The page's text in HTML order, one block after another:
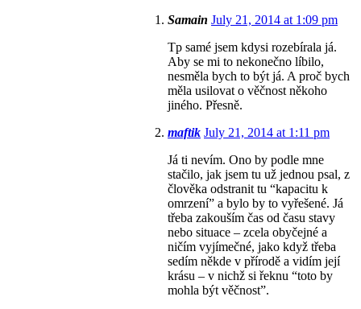
Samain July 21, 2014 at 1:09 pm
Tp samé jsem kdysi rozebírala já.
Aby se mi to nekonečno líbilo,
nesměla bych to být já. A proč bych
měla usilovat o věčnost někoho
jiného. Přesně.
maftik July 21, 2014 at 1:11 pm
Já ti nevím. Ono by podle mne
stačilo, jak jsem tu už jednou psal, z
člověka odstranit tu “kapacitu k
omrzení” a bylo by to vyřešené. Já
třeba zakouším čas od času stavy
nebo situace – zcela obyčejné a
ničím vyjímečné, jako když třeba
sedím někde v přírodě a vidím její
krásu – v nichž si řeknu “toto by
mohla být věčnost”.